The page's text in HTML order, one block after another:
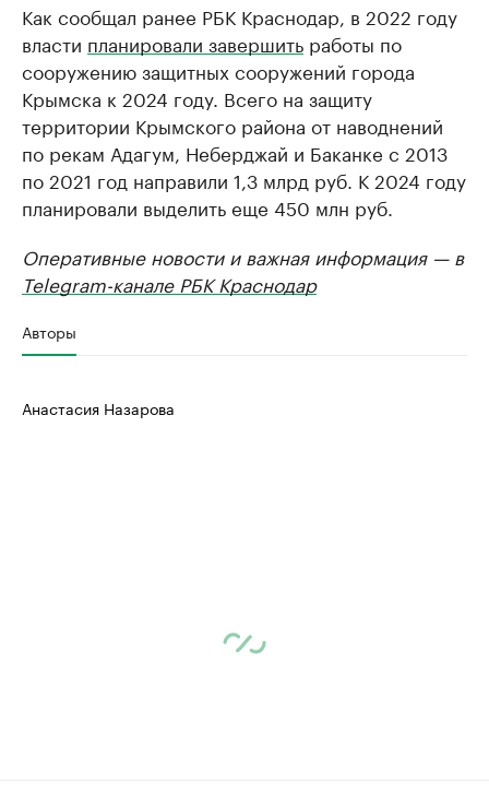
Как сообщал ранее РБК Краснодар, в 2022 году
власти планировали завершить работы по
сооружению защитных сооружений города
Крымска к 2024 году. Всего на защиту
территории Крымского района от наводнений
по рекам Адагум, Неберджай и Баканке с 2013
по 2021 год направили 1,3 млрд руб. К 2024 году
планировали выделить еще 450 млн руб.
Оперативные новости и важная информация — в
Telegram-канале РБК Краснодар
Авторы
Анастасия Назарова